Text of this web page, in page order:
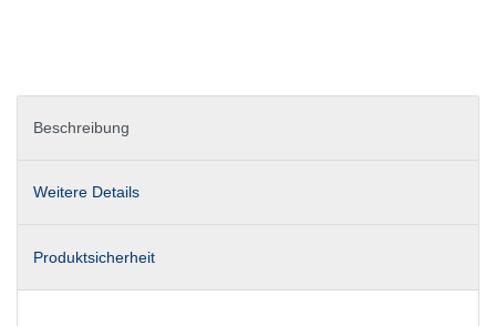
Beschreibung
Weitere Details
Produktsicherheit